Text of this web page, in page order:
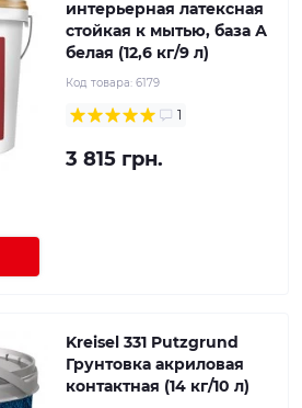
интерьерная латексная
стойкая к мытью, база А
белая (12,6 кг/9 л)
Код товара: 6179
1
3 815 грн.
Kreisel 331 Putzgrund
Грунтовка акриловая
контактная (14 кг/10 л)